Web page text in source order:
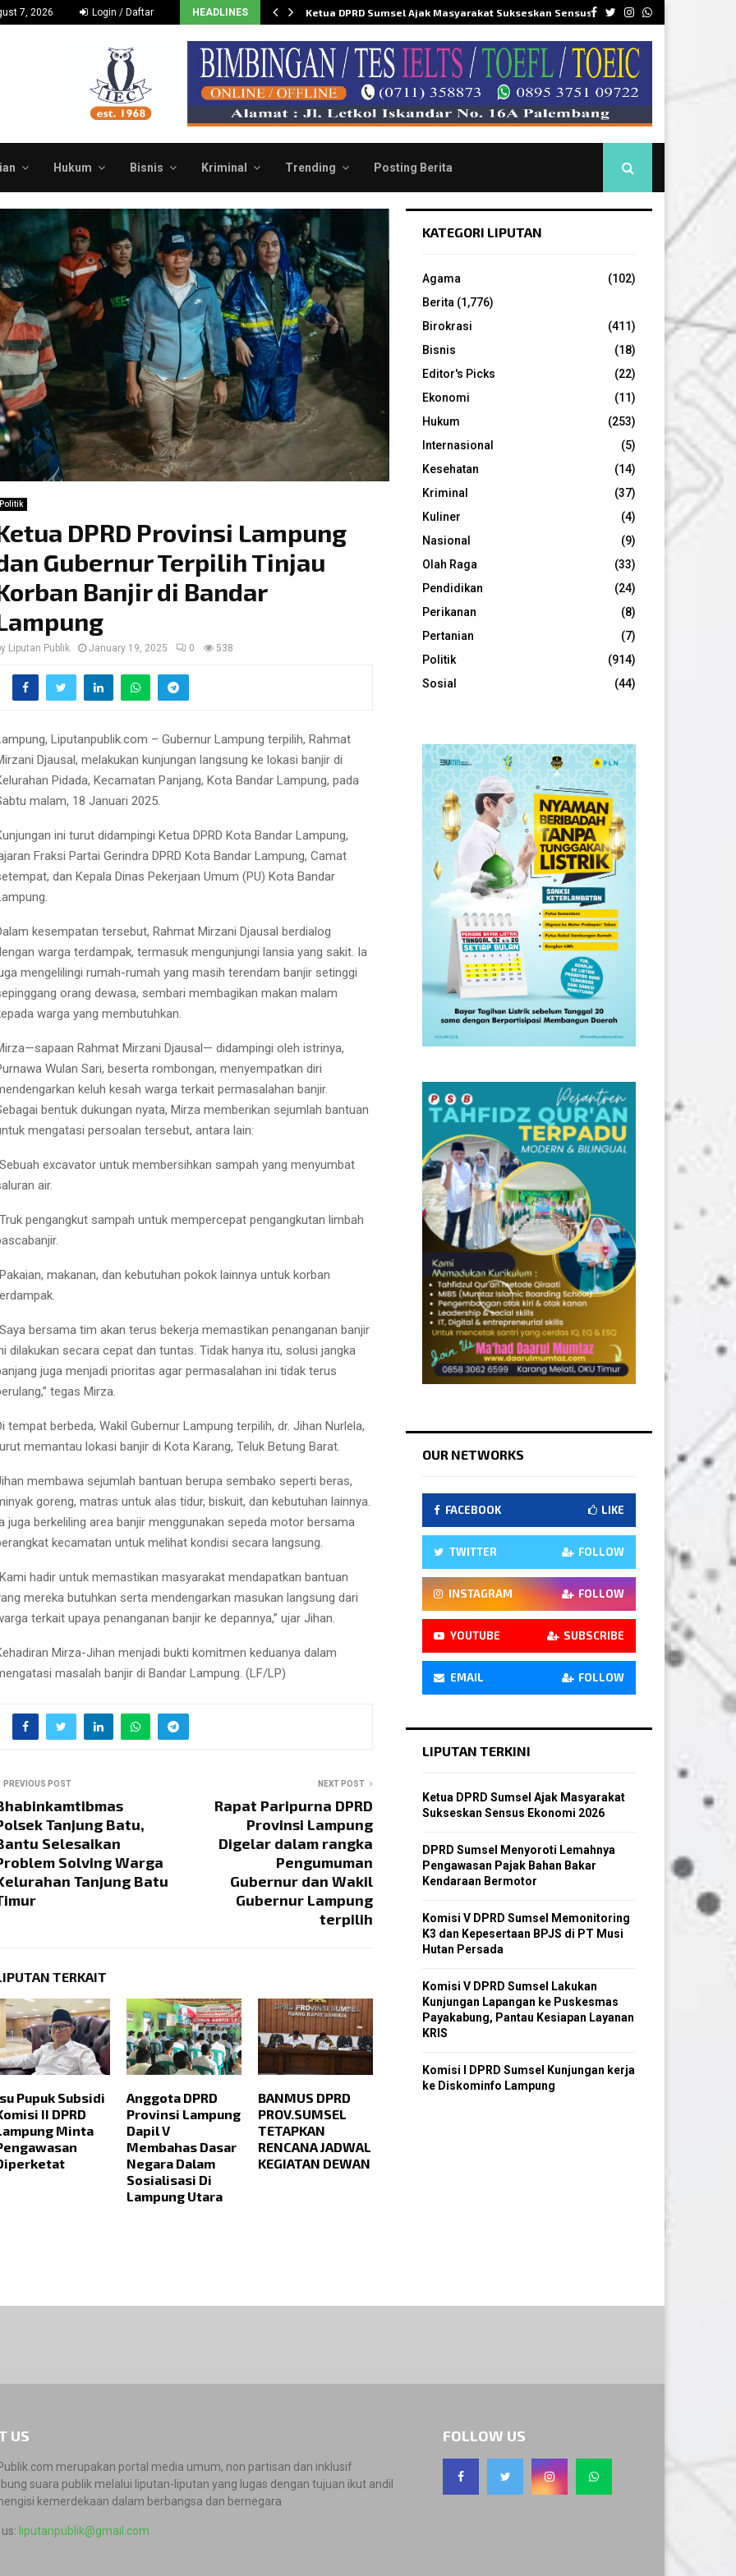
Facebook
Twitter
Instagram
Whatsapp
7, 2026 Login / Daftar HEADLINES
dan Dorong Budidaya… Ketua DPRD Sumsel Ajak Masyarakat Sukseskan Sensus…
Hukum Bisnis Kriminal Trending Posting Berita
Politik
DPRD Provinsi Lampung
Gubernur Terpilih Tinjau
Banjir di Bandar
Liputan Publik January 19, 2025 0 538
Liputanpublik.com – Gubernur Lampung terpilih, Rahmat
Djausal, melakukan kunjungan langsung ke lokasi banjir di
Pidada, Kecamatan Panjang, Kota Bandar Lampung, pada
malam, 18 Januari 2025.
ini turut didampingi Ketua DPRD Kota Bandar Lampung,
Fraksi Partai Gerindra DPRD Kota Bandar Lampung, Camat
dan Kepala Dinas Pekerjaan Umum (PU) Kota Bandar
kesempatan tersebut, Rahmat Mirzani Djausal berdialog
warga terdampak, termasuk mengunjungi lansia yang sakit. Ia
mengelilingi rumah-rumah yang masih terendam banjir setinggi
orang dewasa, sembari membagikan makan malam
warga yang membutuhkan.
Rahmat Mirzani Djausal— didampingi oleh istrinya,
Wulan Sari, beserta rombongan, menyempatkan diri
keluh kesah warga terkait permasalahan banjir.
bentuk dukungan nyata, Mirza memberikan sejumlah bantuan
mengatasi persoalan tersebut, antara lain:
excavator untuk membersihkan sampah yang menyumbat
air.
pengangkut sampah untuk mempercepat pengangkutan limbah
makanan, dan kebutuhan pokok lainnya untuk korban
bersama tim akan terus bekerja memastikan penanganan banjir
dilakukan secara cepat dan tuntas. Tidak hanya itu, solusi jangka
juga menjadi prioritas agar permasalahan ini tidak terus
tegas Mirza.
tempat berbeda, Wakil Gubernur Lampung terpilih, dr. Jihan Nurlela,
memantau lokasi banjir di Kota Karang, Teluk Betung Barat.
membawa sejumlah bantuan berupa sembako seperti beras,
goreng, matras untuk alas tidur, biskuit, dan kebutuhan lainnya.
juga berkeliling area banjir menggunakan sepeda motor bersama
kecamatan untuk melihat kondisi secara langsung.
hadir untuk memastikan masyarakat mendapatkan bantuan
mereka butuhkan serta mendengarkan masukan langsung dari
terkait upaya penanganan banjir ke depannya,” ujar Jihan.
Mirza-Jihan menjadi bukti komitmen keduanya dalam
masalah banjir di Bandar Lampung. (LF/LP)
PREVIOUS POST
Tanjung Batu,
Selesaikan
Solving Warga
Tanjung Batu
NEXT POST
Rapat Paripurna DPRD
Provinsi Lampung
Digelar dalam rangka
Pengumuman
Gubernur dan Wakil
Gubernur Lampung
terpilih
TERKAIT
Pupuk Subsidi
II DPRD
Minta
Anggota DPRD
Provinsi Lampung
Dapil V
Membahas Dasar
Negara Dalam
Sosialisasi Di
Lampung Utara
BANMUS DPRD
PROV.SUMSEL
TETAPKAN
RENCANA JADWAL
KEGIATAN DEWAN
KATEGORI LIPUTAN
Agama
(102)
Berita (1,776)
Birokrasi
(411)
Bisnis
(18)
Editor's Picks
(22)
Ekonomi
(11)
Hukum
(253)
Internasional
(5)
Kesehatan
(14)
Kriminal
(37)
Kuliner
(4)
Nasional
(9)
Olah Raga
(33)
Pendidikan
(24)
Perikanan
(8)
Pertanian
(7)
Politik
(914)
Sosial
(44)
OUR NETWORKS
FACEBOOK LIKE
TWITTER FOLLOW
INSTAGRAM FOLLOW
YOUTUBE SUBSCRIBE
EMAIL FOLLOW
LIPUTAN TERKINI
Ketua DPRD Sumsel Ajak Masyarakat
Sukseskan Sensus Ekonomi 2026
DPRD Sumsel Menyoroti Lemahnya
Pengawasan Pajak Bahan Bakar
Kendaraan Bermotor
Komisi V DPRD Sumsel Memonitoring
K3 dan Kepesertaan BPJS di PT Musi
Hutan Persada
Komisi V DPRD Sumsel Lakukan
Kunjungan Lapangan ke Puskesmas
Payakabung, Pantau Kesiapan Layanan
KRIS
Komisi I DPRD Sumsel Kunjungan kerja
ke Diskominfo Lampung
US
merupakan portal media umum, non partisan dan inklusif
suara publik melalui liputan-liputan yang lugas dengan tujuan ikut andil
kemerdekaan dalam berbangsa dan bernegara
liputanpublik@gmail.com
FOLLOW US